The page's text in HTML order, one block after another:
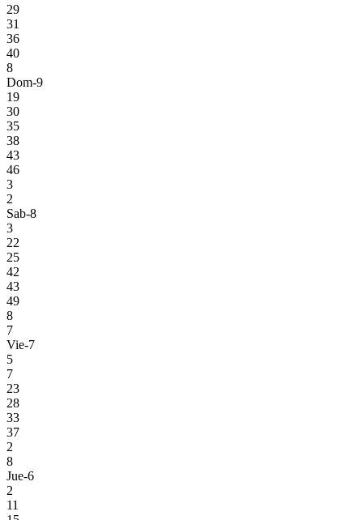
29
31
36
40
8
Dom-9
19
30
35
38
43
46
3
2
Sab-8
3
22
25
42
43
49
8
7
Vie-7
5
7
23
28
33
37
2
8
Jue-6
2
11